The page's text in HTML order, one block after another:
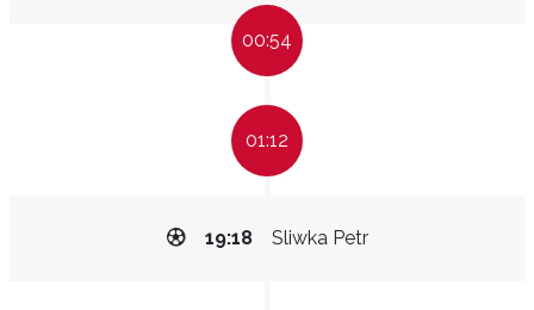
00:54
01:12
Sliwka Petr
19:18